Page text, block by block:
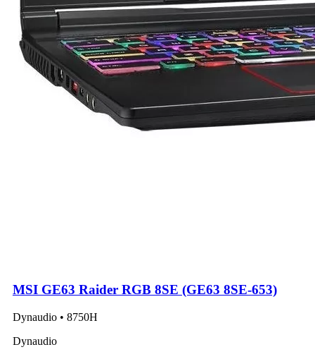
MSI GE63 Raider RGB 8SE (GE63 8SE-653)
Dynaudio • 8750H
Dynaudio